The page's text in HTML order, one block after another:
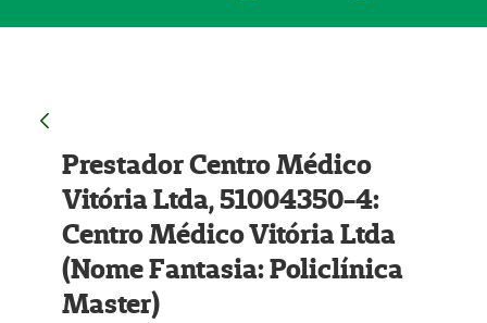
Prestador Centro Médico
Vitória Ltda, 51004350-4:
Centro Médico Vitória Ltda
(Nome Fantasia: Policlínica
Master)